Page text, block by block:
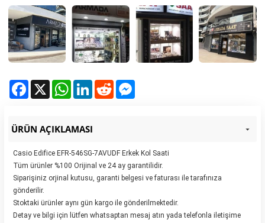
Facebook WhatsAppLinkedInReddit
ÜRÜN AÇIKLAMASI
Casio Edifice EFR-546SG-7AVUDF Erkek Kol Saati
Tüm ürünler %100 Orijinal ve 24 ay garantilidir.
Siparişiniz orjinal kutusu, garanti belgesi ve faturası ile tarafınıza
gönderilir.
Stoktaki ürünler aynı gün kargo ile gönderilmektedir.
Detay ve bilgi için lütfen whatsaptan mesaj atın yada telefonla iletişime